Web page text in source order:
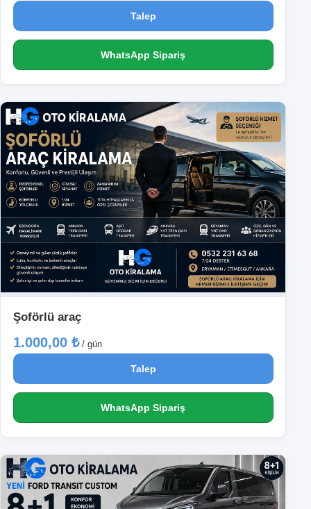
Talep
WhatsApp Sipariş
Şoförlü araç
1.000,00 ₺ / gün
Talep
WhatsApp Sipariş